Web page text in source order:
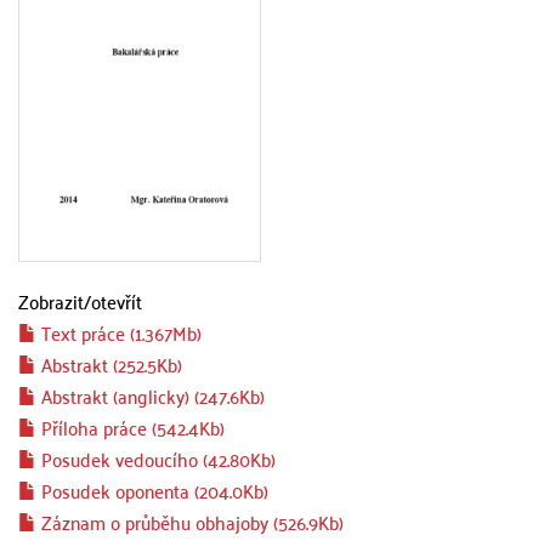
Zobrazit/otevřít
Text práce (1.367Mb)
Abstrakt (252.5Kb)
Abstrakt (anglicky) (247.6Kb)
Příloha práce (542.4Kb)
Posudek vedoucího (42.80Kb)
Posudek oponenta (204.0Kb)
Záznam o průběhu obhajoby (526.9Kb)